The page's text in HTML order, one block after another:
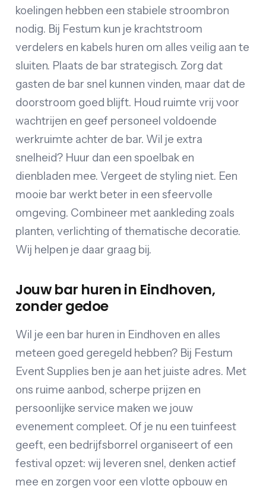
koelingen hebben een stabiele stroombron
nodig. Bij Festum kun je krachtstroom
verdelers en kabels huren om alles veilig aan te
sluiten. Plaats de bar strategisch. Zorg dat
gasten de bar snel kunnen vinden, maar dat de
doorstroom goed blijft. Houd ruimte vrij voor
wachtrijen en geef personeel voldoende
werkruimte achter de bar. Wil je extra
snelheid? Huur dan een spoelbak en
dienbladen mee. Vergeet de styling niet. Een
mooie bar werkt beter in een sfeervolle
omgeving. Combineer met aankleding zoals
planten, verlichting of thematische decoratie.
Wij helpen je daar graag bij.
Jouw bar huren in Eindhoven,
zonder gedoe
Wil je een bar huren in Eindhoven en alles
meteen goed geregeld hebben? Bij Festum
Event Supplies ben je aan het juiste adres. Met
ons ruime aanbod, scherpe prijzen en
persoonlijke service maken we jouw
evenement compleet. Of je nu een tuinfeest
geeft, een bedrijfsborrel organiseert of een
festival opzet: wij leveren snel, denken actief
mee en zorgen voor een vlotte opbouw en